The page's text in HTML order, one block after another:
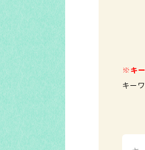
※キー
キー